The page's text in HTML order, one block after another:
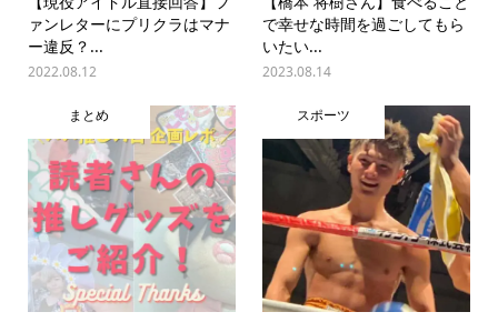
ァンレターにプリクラはマナ
ー違反？...
2022.08.12
で幸せな時間を過ごしてもら
いたい...
2023.08.14
まとめ スポーツ